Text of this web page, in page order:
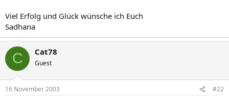
Viel Erfolg und Glück wünsche ich Euch
Sadhana
C Cat78
Guest
16 November 2003 #22